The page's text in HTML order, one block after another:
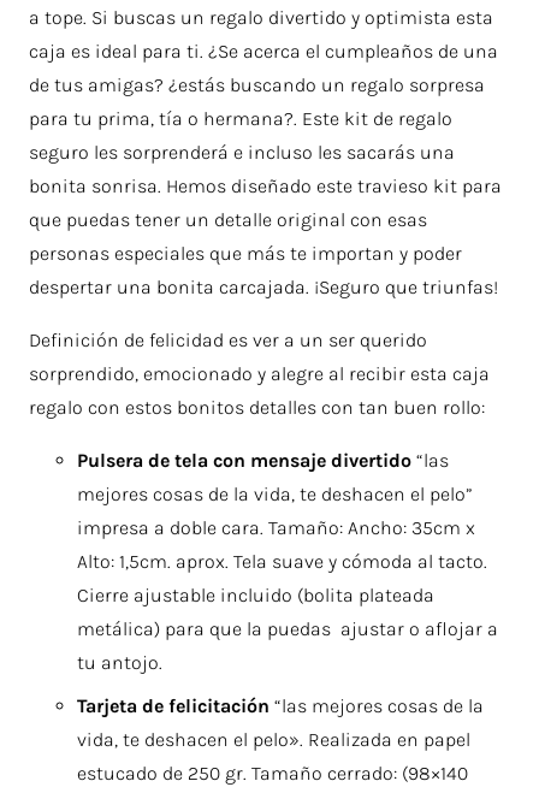
a tope. Si buscas un regalo divertido y optimista esta
caja es ideal para ti. ¿Se acerca el cumpleaños de una
de tus amigas? ¿estás buscando un regalo sorpresa
para tu prima, tía o hermana?. Este kit de regalo
seguro les sorprenderá e incluso les sacarás una
bonita sonrisa. Hemos diseñado este travieso kit para
que puedas tener un detalle original con esas
personas especiales que más te importan y poder
despertar una bonita carcajada. ¡Seguro que triunfas!
Definición de felicidad es ver a un ser querido
sorprendido, emocionado y alegre al recibir esta caja
regalo con estos bonitos detalles con tan buen rollo:
Pulsera de tela con mensaje divertido “las
mejores cosas de la vida, te deshacen el pelo”
impresa a doble cara. Tamaño: Ancho: 35cm x
Alto: 1,5cm. aprox. Tela suave y cómoda al tacto.
Cierre ajustable incluido (bolita plateada
metálica) para que la puedas ajustar o aflojar a
tu antojo.
Tarjeta de felicitación “las mejores cosas de la
vida, te deshacen el pelo». Realizada en papel
estucado de 250 gr. Tamaño cerrado: (98×140